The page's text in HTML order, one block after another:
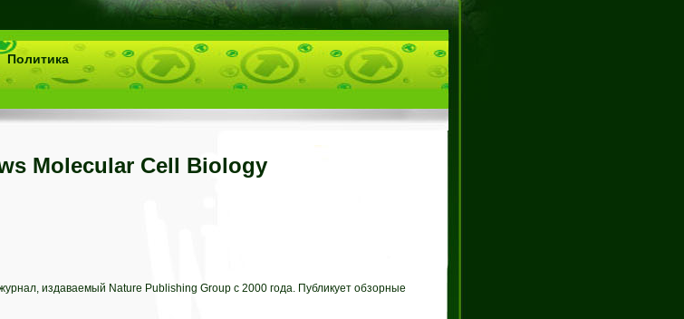
Политика
Molecular Cell Biology
издаваемый Nature Publishing Group с 2000 года. Публикует обзорные